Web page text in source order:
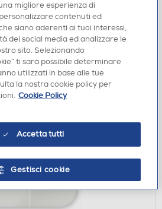
gratuito:verifica
AGGIUNGI
migliore esperienza di
contenuti ed
siano aderenti ai tuoi interessi,
dei social media ed analizzare le
sito. Selezionando
ti sarà possibile determinare
utilizzati in base alle tue
la nostra cookie policy per
Cookie Policy
Accetta tutti
Gestisci cookie